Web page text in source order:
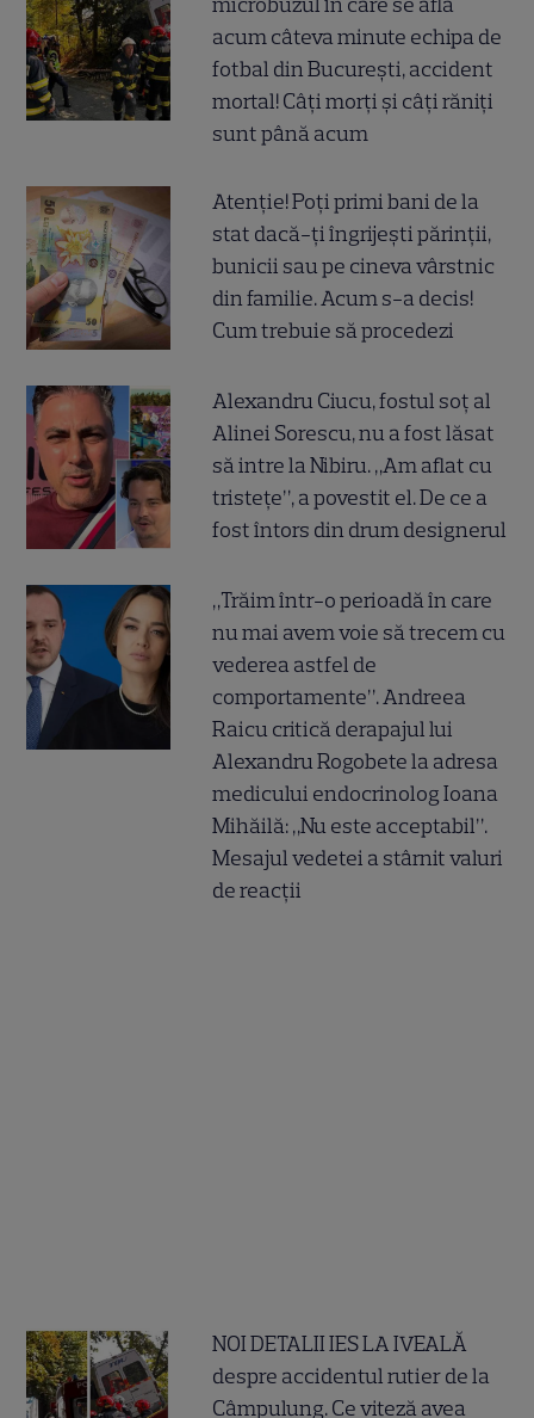
acum câteva minute echipa de
fotbal din București, accident
mortal! Câți morți și câți răniți
sunt până acum
Atenție! Poți primi bani de la
stat dacă-ți îngrijești părinții,
bunicii sau pe cineva vârstnic
din familie. Acum s-a decis!
Cum trebuie să procedezi
Alexandru Ciucu, fostul soț al
Alinei Sorescu, nu a fost lăsat
să intre la Nibiru. „Am aflat cu
tristețe”, a povestit el. De ce a
fost întors din drum designerul
„Trăim într-o perioadă în care
nu mai avem voie să trecem cu
vederea astfel de
comportamente”. Andreea
Raicu critică derapajul lui
Alexandru Rogobete la adresa
medicului endocrinolog Ioana
Mihăilă: „Nu este acceptabil”.
Mesajul vedetei a stârnit valuri
de reacții
NOI DETALII IES LA IVEALĂ
despre accidentul rutier de la
Câmpulung. Ce viteză avea